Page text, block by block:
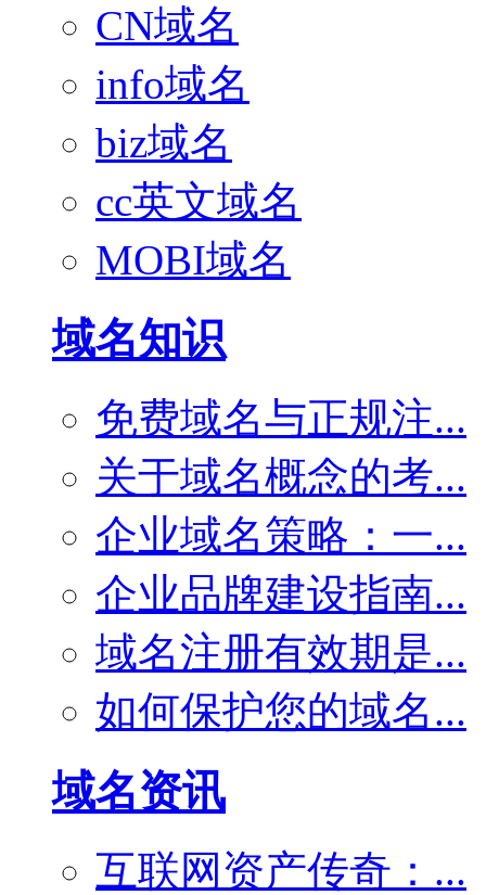
CN域名
info域名
biz域名
cc英文域名
MOBI域名
域名知识
免费域名与正规注...
关于域名概念的考...
企业域名策略：一...
企业品牌建设指南...
域名注册有效期是...
如何保护您的域名...
域名资讯
互联网资产传奇：...